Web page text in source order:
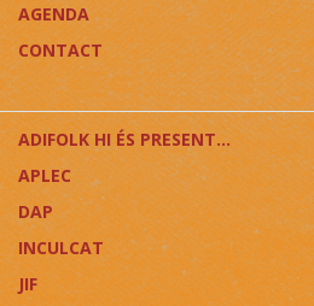
AGENDA
CONTACT
ADIFOLK HI ÉS PRESENT...
APLEC
DAP
INCULCAT
JIF